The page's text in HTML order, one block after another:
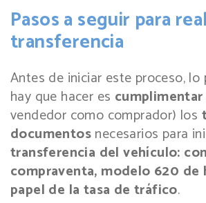
Pasos a seguir para
transferencia
Antes de iniciar este proceso, lo
hay que hacer es
vendedor como comprador) los
documentosnecesarios para
transferencia del vehículo:
compraventa, modelo 620 de
papel de la tasa de tráfico.